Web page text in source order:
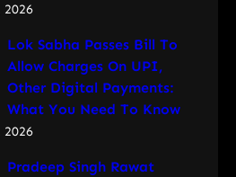
2026
Lok Sabha Passes Bill To
Allow Charges On UPI,
Other Digital Payments:
What You Need To Know
2026
Pradeep Singh Rawat